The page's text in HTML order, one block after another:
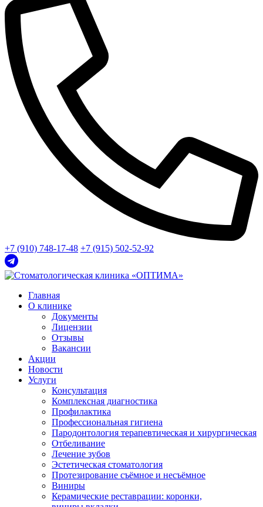
+7 (910) 748-17-48 +7 (915) 502-52-92
Главная
О клинике
Документы
Лицензии
Отзывы
Вакансии
Акции
Новости
Услуги
Консультация
Комплексная диагностика
Профилактика
Профессиональная гигиена
Пародонтология терапевтическая и хирургическая
Отбеливание
Лечение зубов
Эстетическая стоматология
Протезирование съёмное и несъёмное
Виниры
Керамические реставрации: коронки,